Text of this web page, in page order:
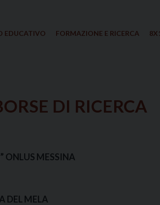
EDUCATIVO FORMAZIONE E RICERCA
DI RICERCA
ONLUS MESSINA
DEL MELA